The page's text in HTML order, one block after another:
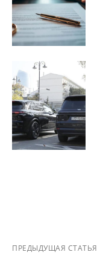
ПРЕДЫДУЩАЯ СТАТЬЯ